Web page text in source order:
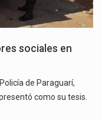
sociales en
de Paraguarí,
como su tesis.